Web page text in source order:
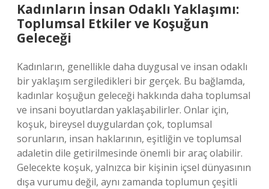
Kadınların İnsan Odaklı Yaklaşımı:
Toplumsal Etkiler ve Koşuğun
Geleceği
Kadınların, genellikle daha duygusal ve insan odaklı
bir yaklaşım sergiledikleri bir gerçek. Bu bağlamda,
kadınlar koşuğun geleceği hakkında daha toplumsal
ve insani boyutlardan yaklaşabilirler. Onlar için,
koşuk, bireysel duygulardan çok, toplumsal
sorunların, insan haklarının, eşitliğin ve toplumsal
adaletin dile getirilmesinde önemli bir araç olabilir.
Gelecekte koşuk, yalnızca bir kişinin içsel dünyasının
dışa vurumu değil, aynı zamanda toplumun çeşitli